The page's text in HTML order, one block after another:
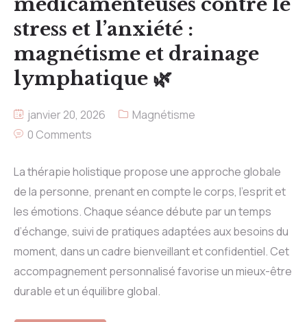
stress et l’anxiété :
magnétisme et drainage
lymphatique 🌿
janvier 20, 2026
Magnétisme
0 Comments
La thérapie holistique propose une approche globale
de la personne, prenant en compte le corps, l’esprit et
les émotions. Chaque séance débute par un temps
d’échange, suivi de pratiques adaptées aux besoins du
moment, dans un cadre bienveillant et confidentiel. Cet
accompagnement personnalisé favorise un mieux-être
durable et un équilibre global.